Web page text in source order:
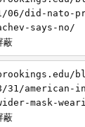
06/did-nato-
says-no/
蔽
31/american-
mask-
蔽